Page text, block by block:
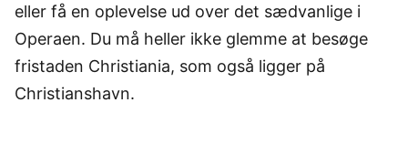
eller få en oplevelse ud over det sædvanlige i
Operaen. Du må heller ikke glemme at besøge
fristaden Christiania, som også ligger på
Christianshavn.